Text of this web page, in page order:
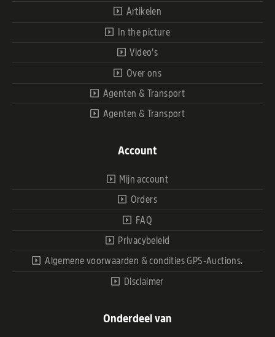
Artikelen
In the picture
Video’s
Over ons
Agenten & Transport
Agenten & Transport
Account
Mijn account
Orders
FAQ
Privacybeleid
Algemene voorwaarden & condities GPS-Auctions.
Disclaimer
Onderdeel van